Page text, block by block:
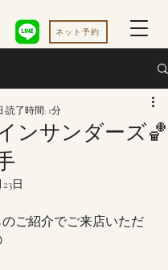
ネット予約
ンサンダーズ🏀
読了時間: 1分
日
ご紹介でご来店いただ